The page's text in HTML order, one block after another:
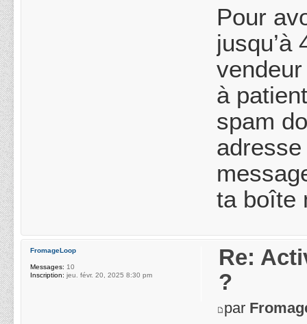
Pour
jusqu’à
à
spam
ta boîte
Re:
?
par
FromageLoop
Messages: 10
Inscription: jeu. févr. 20, 2025 8:30 pm